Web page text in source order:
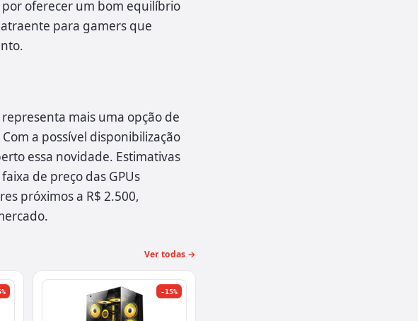
por oferecer um bom equilíbrio
para gamers que
representa mais uma opção de
a possível disponibilização
essa novidade. Estimativas
de preço das GPUs
próximos a R$ 2.500,
Ver todas →
-15%